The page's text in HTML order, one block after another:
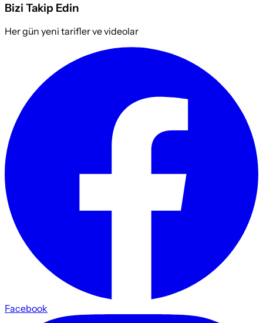
Bizi Takip Edin
Her gün yeni tarifler ve videolar
Facebook